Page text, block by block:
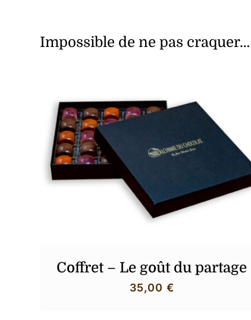
Impossible de ne pas craquer…
Coffret – Le goût du partage
35,00 €